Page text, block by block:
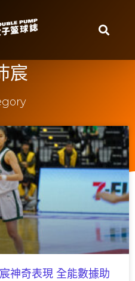
宸
神奇表現 全能數據助